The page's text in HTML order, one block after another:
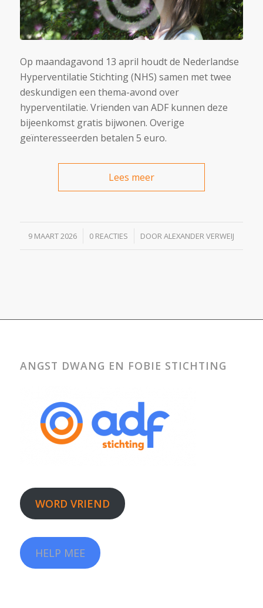
Op maandagavond 13 april houdt de Nederlandse
Hyperventilatie Stichting (NHS) samen met twee
deskundigen een thema-avond over
hyperventilatie. Vrienden van ADF kunnen deze
bijeenkomst gratis bijwonen. Overige
geïnteresseerden betalen 5 euro.
Lees meer
9 MAART 2026
/ 0 REACTIES
/ DOORALEXANDER VERWEIJ
ANGST DWANG EN FOBIE STICHTING
WORD VRIEND
HELP MEE